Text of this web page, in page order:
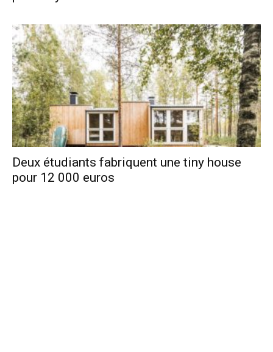
Deux étudiants fabriquent une tiny house
pour 12 000 euros